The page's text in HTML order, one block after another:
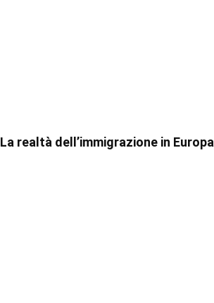
La realtà dell’immigrazione in Europa